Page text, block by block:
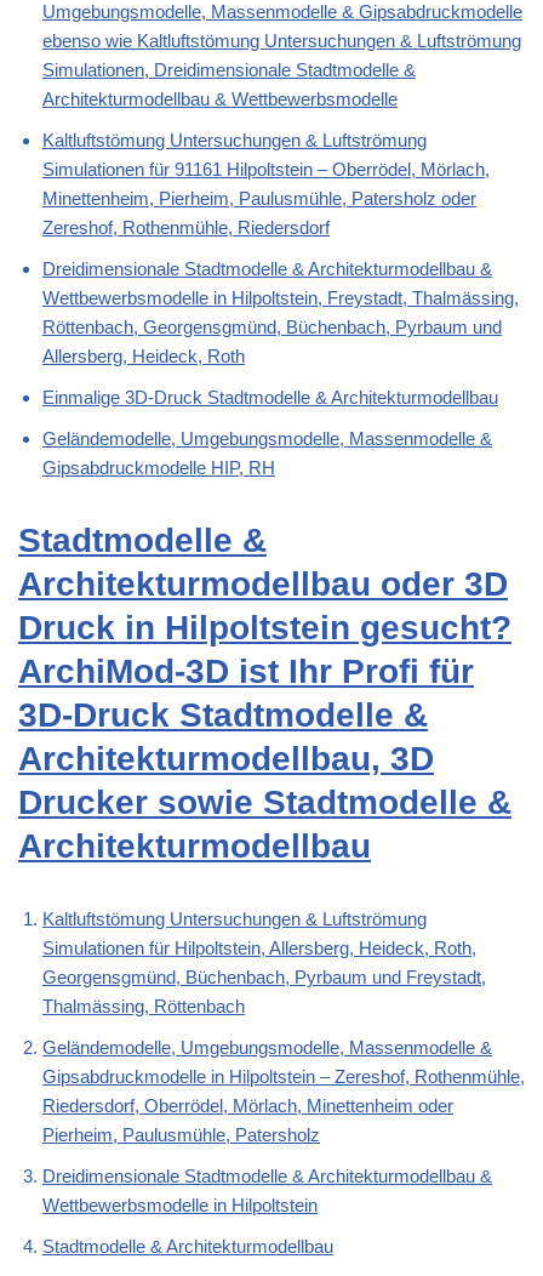
Umgebungsmodelle, Massenmodelle & Gipsabdruckmodelle
ebenso wie Kaltluftstömung Untersuchungen & Luftströmung
Simulationen, Dreidimensionale Stadtmodelle &
Architekturmodellbau & Wettbewerbsmodelle
Kaltluftstömung Untersuchungen & Luftströmung
Simulationen für 91161 Hilpoltstein – Oberrödel, Mörlach,
Minettenheim, Pierheim, Paulusmühle, Patersholz oder
Zereshof, Rothenmühle, Riedersdorf
Dreidimensionale Stadtmodelle & Architekturmodellbau &
Wettbewerbsmodelle in Hilpoltstein, Freystadt, Thalmässing,
Röttenbach, Georgensgmünd, Büchenbach, Pyrbaum und
Allersberg, Heideck, Roth
Einmalige 3D-Druck Stadtmodelle & Architekturmodellbau
Geländemodelle, Umgebungsmodelle, Massenmodelle &
Gipsabdruckmodelle HIP, RH
Stadtmodelle &
Architekturmodellbau oder 3D
Druck in Hilpoltstein gesucht?
ArchiMod-3D ist Ihr Profi für
3D-Druck Stadtmodelle &
Architekturmodellbau, 3D
Drucker sowie Stadtmodelle &
Architekturmodellbau
Kaltluftstömung Untersuchungen & Luftströmung
Simulationen für Hilpoltstein, Allersberg, Heideck, Roth,
Georgensgmünd, Büchenbach, Pyrbaum und Freystadt,
Thalmässing, Röttenbach
Geländemodelle, Umgebungsmodelle, Massenmodelle &
Gipsabdruckmodelle in Hilpoltstein – Zereshof, Rothenmühle,
Riedersdorf, Oberrödel, Mörlach, Minettenheim oder
Pierheim, Paulusmühle, Patersholz
Dreidimensionale Stadtmodelle & Architekturmodellbau &
Wettbewerbsmodelle in Hilpoltstein
Stadtmodelle & Architekturmodellbau